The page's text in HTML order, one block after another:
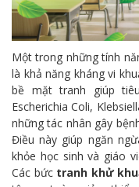
Một trong những tính
là khả năng kháng vi
bề mặt tranh giúp
Escherichia Coli,
những tác nhân gây
Điều này giúp ngăn
khỏe học sinh và giáo
Các bức tranh khử